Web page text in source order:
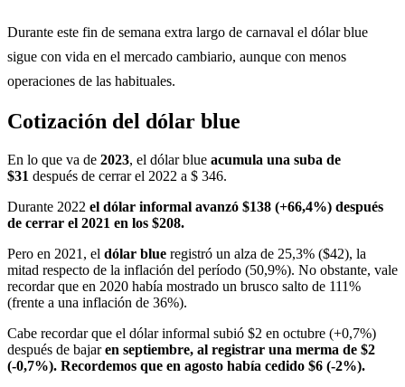
Durante este fin de semana extra largo de carnaval el dólar blue
sigue con vida en el mercado cambiario, aunque con menos
operaciones de las habituales.
Cotización del dólar blue
En lo que va de 2023, el dólar blue acumula una suba de
$31 después de cerrar el 2022 a $ 346.
Durante 2022 el dólar informal avanzó $138 (+66,4%) después
de cerrar el 2021 en los $208.
Pero en 2021, el dólar blue registró un alza de 25,3% ($42), la
mitad respecto de la inflación del período (50,9%). No obstante, vale
recordar que en 2020 había mostrado un brusco salto de 111%
(frente a una inflación de 36%).
Cabe recordar que el dólar informal subió $2 en octubre (+0,7%)
después de bajaren septiembre, al registrar una merma de $2
(-0,7%). Recordemos que en agosto había cedido $6 (-2%).